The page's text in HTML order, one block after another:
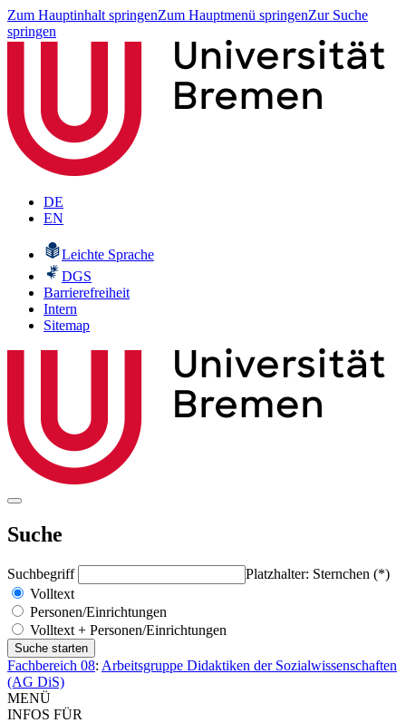
Zum Hauptinhalt springenZum Hauptmenü springenZur Suche
springen
DE
EN
Leichte Sprache
DGS
Barrierefreiheit
Intern
Sitemap
Suche
Suchbegriff
Platzhalter: Sternchen (*)
Volltext
Personen/Einrichtungen
Volltext + Personen/Einrichtungen
Fachbereich 08: Arbeitsgruppe Didaktiken der Sozialwissenschaften
(AG DiS)
MENÜ
INFOS FÜR